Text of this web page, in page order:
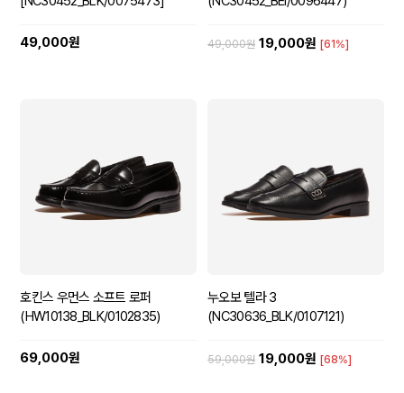
49,000원 49,000원 19,000원 [61%]
호킨스 우먼스 소프트 로퍼
(HW10138_BLK/0102835)
69,000원
누오보 텔라 3
(NC30636_BLK/0107121)
59,000원 19,000원 [68%]